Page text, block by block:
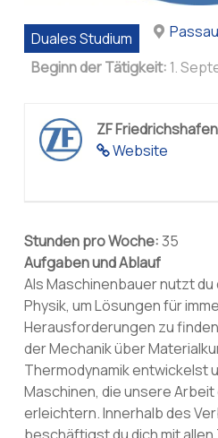
Duales Studium
Passau
Beginn der Tätigkeit: 1.
Website
ZF
Stunden pro Woche:35
Aufgaben und Ablauf
Als Maschinenbauer nutzt
Physik, um Lösungen für
Herausforderungen zu
der Mechanik über
Thermodynamik entwickelst
Maschinen, die unsere
erleichtern. Innerhalb des